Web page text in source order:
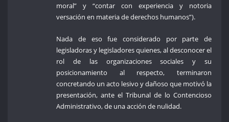
moral” y “contar con experiencia y notoria
versación en materia de derechos humanos”).
Nada de eso fue considerado por parte de
legisladoras y legisladores quienes, al desconocer el
rol de las organizaciones sociales y su
posicionamiento al respecto, terminaron
concretando un acto lesivo y dañoso que motivó la
presentación, ante el Tribunal de lo Contencioso
Administrativo, de una acción de nulidad.